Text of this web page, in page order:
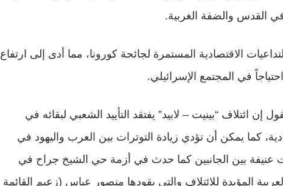
في القدس والضفة الغربية.
الاقتصادية المستمرة لجائحة كورونا، مما أدى إلى ارتفاع
في المجتمع الإسرائيلي.
إن ائتلاف “بينيت – لابيد” يفتقد التأييد الشعبي لبقائه في
كما يمكن أن تؤدي زيادة التوترات بين العرب واليهود في
عنيفة بين الجانبين كما حدث في أزمة حي الشيخ جراح في
المؤيدة للائتلاف والتي يقودها منصور عباس (زعيم القائمة